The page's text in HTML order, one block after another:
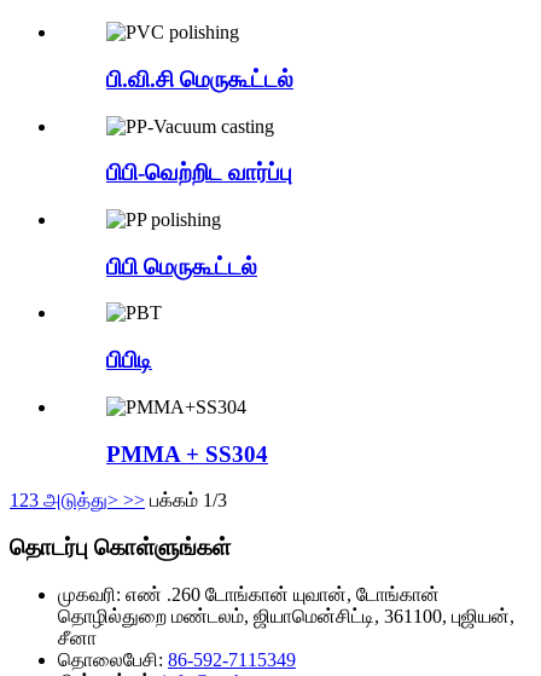
பி.வி.சி மெருகூட்டல்
பிபி-வெற்றிட வார்ப்பு
பிபி மெருகூட்டல்
பிபிடி
PMMA + SS304
1 23 அடுத்து> >> பக்கம் 1/3
தொடர்பு கொள்ளுங்கள்
முகவரி: எண் .260 டோங்கான் யுவான், டோங்கான்
தொழில்துறை மண்டலம், ஜியாமென்சிட்டி, 361100, புஜியன்,
சீனா
தொலைபேசி: 86-592-7115349